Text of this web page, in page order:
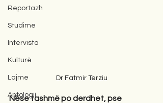
Reportazh
Studime
Intervista
Kulturë
Lajme
Antologji
Dr Fatmir Terziu
Nëse tashmë po derdhet, pse